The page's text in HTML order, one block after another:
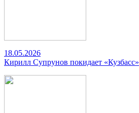
18.05.2026
Кирилл Супрунов покидает «Кузбасс»